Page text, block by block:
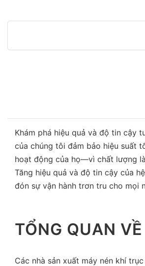
Khám phá hiệu quả và độ tin cậy
của chúng tôi đảm bảo hiệu suất
hoạt động của họ—vì chất lượng
Tăng hiệu quả và độ tin cậy của
đón sự vận hành trơn tru cho mọi
TỔNG QUAN
Các nhà sản xuất máy nén khí